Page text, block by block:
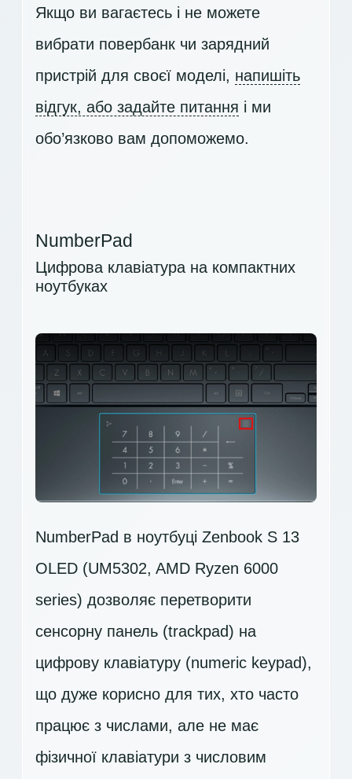
Якщо ви вагаєтесь і не можете
вибрати повербанк чи зарядний
пристрій для своєї моделі, напишіть
відгук, або задайте питання і ми
обо’язково вам допоможемо.
NumberPad
Цифрова клавіатура на компактних
ноутбуках
NumberPad в ноутбуці Zenbook S 13
OLED (UM5302, AMD Ryzen 6000
series) дозволяє перетворити
сенсорну панель (trackpad) на
цифрову клавіатуру (numeric keypad),
що дуже корисно для тих, хто часто
працює з числами, але не має
фізичної клавіатури з числовим